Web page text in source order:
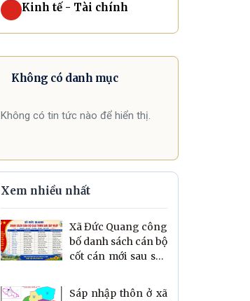
Kinh tế - Tài chính
Không có danh mục
Không có tin tức nào để hiển thị.
Xem nhiều nhất
Xã Đức Quang công
bố danh sách cán bộ
cốt cán mới sau sáp
Sáp nhập thôn ở xã